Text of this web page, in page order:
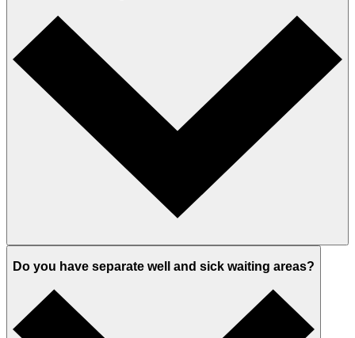
Do you have separate well and sick waiting areas?